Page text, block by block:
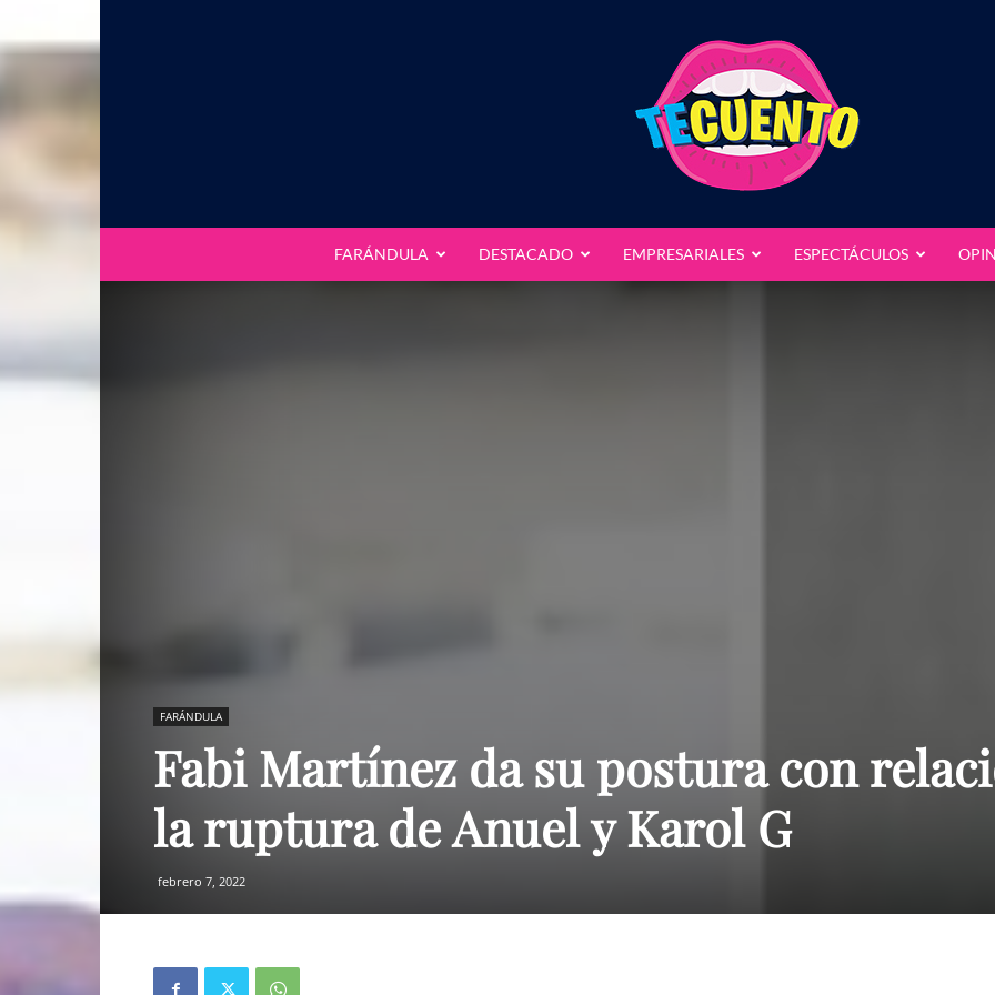
FARÁNDULA DESTACADO EMPRESARIALES ESPECTÁCULOS
FARÁNDULA
Fabi Martínez da su postura con
la ruptura de Anuel y Karol G
febrero 7, 2022